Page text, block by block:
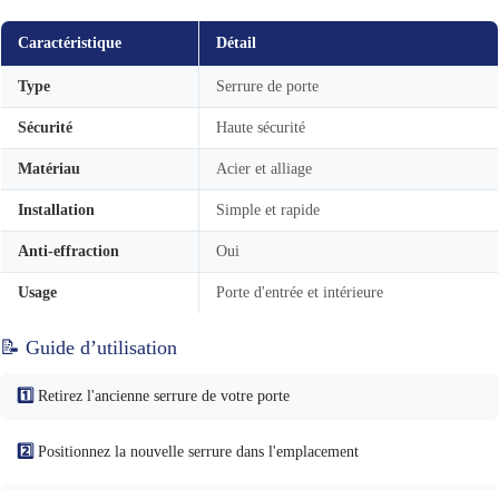
Caractéristique Détail
Type Serrure de porte
Sécurité Haute sécurité
Matériau Acier et alliage
Installation Simple et rapide
Anti-effraction Oui
Usage Porte d'entrée et intérieure
📝 Guide d’utilisation
1️⃣ Retirez l'ancienne serrure de votre porte
2️⃣ Positionnez la nouvelle serrure dans l'emplacement